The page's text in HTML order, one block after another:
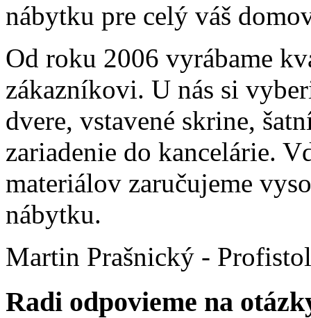
nábytku pre celý váš
Od roku 2006 vyrábame
zákazníkovi. U nás si
dvere, vstavené skrine,
zariadenie do kancelárie.
materiálov zaručujeme
nábytku.
Martin Prašnický -
Radi odpovieme na